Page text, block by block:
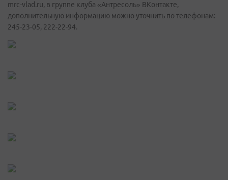
mrc-vlad.ru, в группе клуба «Антресоль» ВКонтакте,
дополнительную информацию можно уточнить по телефонам:
245-23-05, 222-22-94.